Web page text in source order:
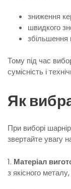
зниження
швидкого
збільшення
Тому під час
сумісність і
Як
При виборі
звертайте увагу
1. Матеріал
з якісного